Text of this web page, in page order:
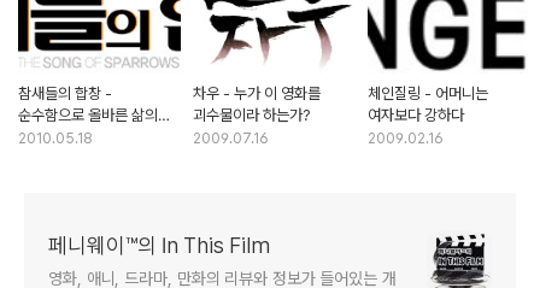
참새들의 합창 -
순수함으로 올바른 삶의
가치를 생각하다
2010.05.18
차우 - 누가 이 영화를
괴수물이라 하는가?
2009.07.16
체인질링 - 어머니는
여자보다 강하다
2009.02.16
페니웨이™의 In This Film
영화, 애니, 드라마, 만화의 리뷰와 정보가 들어있는 개